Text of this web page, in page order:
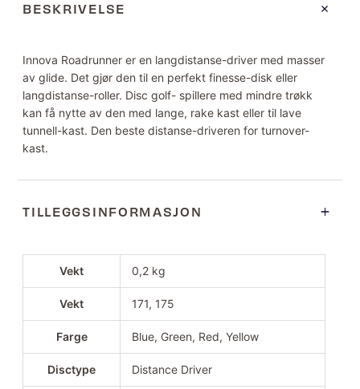
BESKRIVELSE
Innova Roadrunner er en langdistanse-driver med masser
av glide. Det gjør den til en perfekt finesse-disk eller
langdistanse-roller. Disc golf- spillere med mindre trøkk
kan få nytte av den med lange, rake kast eller til lave
tunnell-kast. Den beste distanse-driveren for turnover-
kast.
TILLEGGSINFORMASJON
Vekt 0,2 kg
Vekt 171, 175
Farge Blue, Green, Red, Yellow
Disctype Distance Driver